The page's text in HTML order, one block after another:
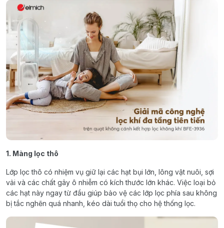
1. Màng lọc thô
Lớp lọc thô có nhiệm vụ giữ lại các hạt bụi lớn, lông vật nuôi, sợi
vải và các chất gây ô nhiễm có kích thước lớn khác. Việc loại bỏ
các hạt này ngay từ đầu giúp bảo vệ các lớp lọc phía sau không
bị tắc nghẽn quá nhanh, kéo dài tuổi thọ cho hệ thống lọc.